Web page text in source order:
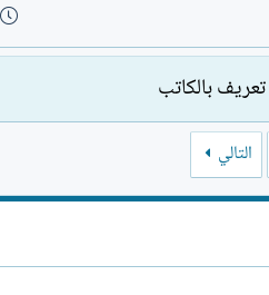
تعريف بالكاتب
التالي